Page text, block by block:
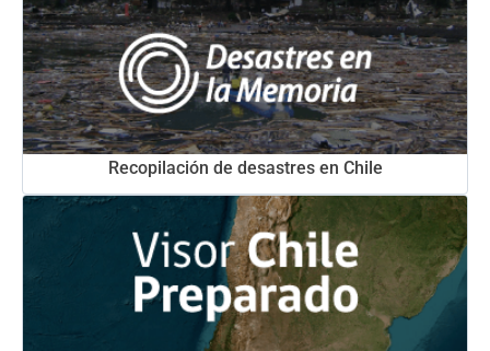
Recopilación de desastres en Chile